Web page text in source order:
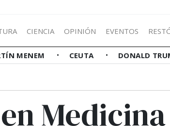
CIENCIA OPINIÓN EVENTOS
MENEM CEUTA DONALD
Medicina